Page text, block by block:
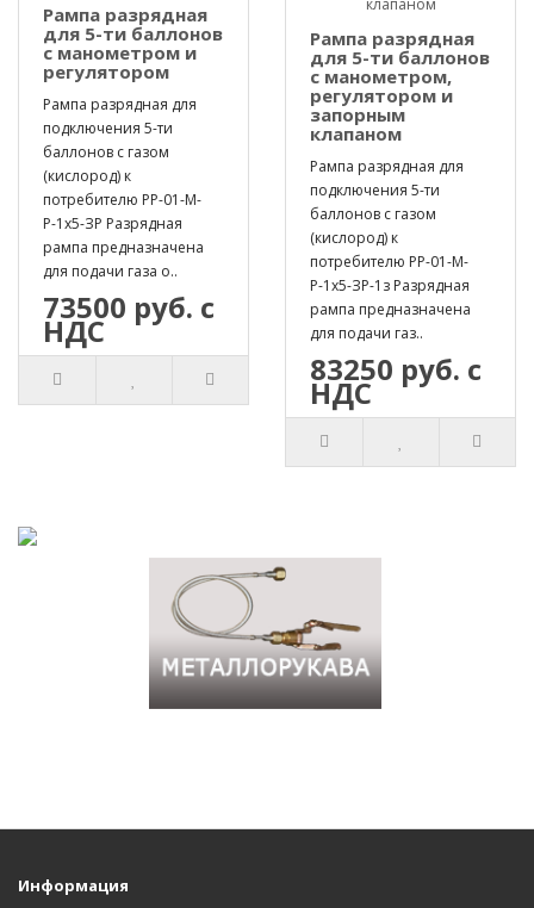
Рампа разрядная
для 5-ти баллонов
с манометром и
регулятором
Рампа разрядная для
подключения 5-ти
баллонов с газом
(кислород) к
потребителю РР-01-М-
Р-1х5-ЗР Разрядная
рампа предназначена
для подачи газа о..
73500 руб. с
НДС
Рампа разрядная
для 5-ти баллонов
с манометром,
регулятором и
запорным
клапаном
Рампа разрядная для
подключения 5-ти
баллонов с газом
(кислород) к
потребителю РР-01-М-
Р-1х5-ЗР-1з Разрядная
рампа предназначена
для подачи газ..
83250 руб. с
НДС
Информация